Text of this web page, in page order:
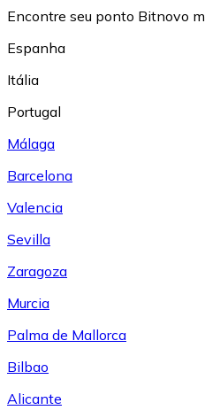
Encontre seu ponto Bitnovo
Espanha
Itália
Portugal
Málaga
Barcelona
Valencia
Sevilla
Zaragoza
Murcia
Palma de Mallorca
Bilbao
Alicante